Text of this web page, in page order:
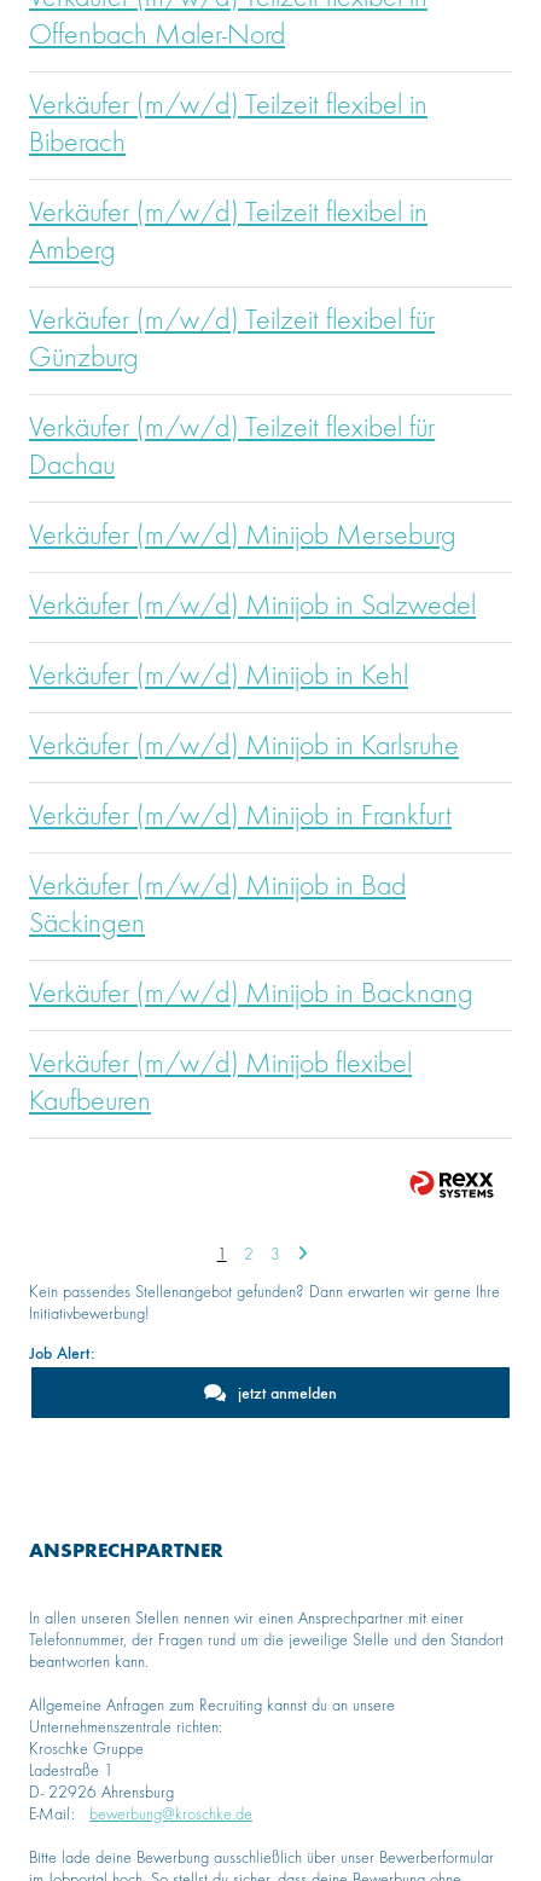
Offenbach Maler-Nord
Verkäufer (m/w/d) Teilzeit flexibel in
Biberach
Verkäufer (m/w/d) Teilzeit flexibel in
Amberg
Verkäufer (m/w/d) Teilzeit flexibel für
Günzburg
Verkäufer (m/w/d) Teilzeit flexibel für
Dachau
Verkäufer (m/w/d) Minijob Merseburg
Verkäufer (m/w/d) Minijob in Salzwedel
Verkäufer (m/w/d) Minijob in Kehl
Verkäufer (m/w/d) Minijob in Karlsruhe
Verkäufer (m/w/d) Minijob in Frankfurt
Verkäufer (m/w/d) Minijob in Bad
Säckingen
Verkäufer (m/w/d) Minijob in Backnang
Verkäufer (m/w/d) Minijob flexibel
Kaufbeuren
1 2 3
Kein passendes Stellenangebot gefunden? Dann erwarten wir gerne Ihre
Initiativbewerbung!
Job Alert:
jetzt anmelden
ANSPRECHPARTNER
In allen unseren Stellen nennen wir einen Ansprechpartner mit einer
Telefonnummer, der Fragen rund um die jeweilige Stelle und den Standort
beantworten kann.
Allgemeine Anfragen zum Recruiting kannst du an unsere
Unternehmenszentrale richten:
Kroschke Gruppe
Ladestraße 1
D- 22926 Ahrensburg
E-Mail: bewerbung@kroschke.de
Bitte lade deine Bewerbung ausschließlich über unser Bewerberformular